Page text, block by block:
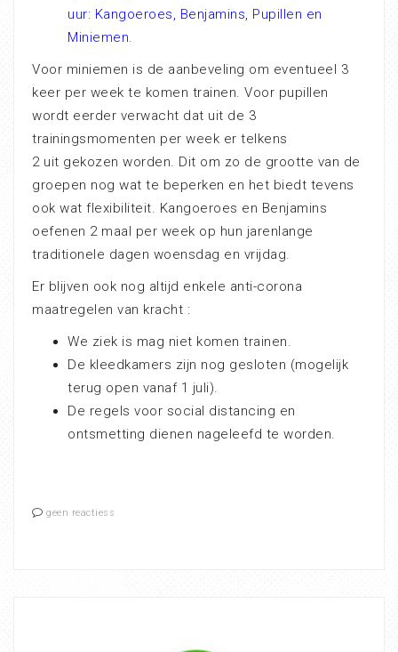
uur: Kangoeroes, Benjamins, Pupillen en
Miniemen.
Voor miniemen is de aanbeveling om eventueel 3
keer per week te komen trainen. Voor pupillen
wordt eerder verwacht dat uit de 3
trainingsmomenten per week er telkens
2 uit gekozen worden. Dit om zo de grootte van de
groepen nog wat te beperken en het biedt tevens
ook wat flexibiliteit. Kangoeroes en Benjamins
oefenen 2 maal per week op hun jarenlange
traditionele dagen woensdag en vrijdag.
Er blijven ook nog altijd enkele anti-corona
maatregelen van kracht :
We ziek is mag niet komen trainen.
De kleedkamers zijn nog gesloten (mogelijk
terug open vanaf 1 juli).
De regels voor social distancing en
ontsmetting dienen nageleefd te worden.
geen reactiess